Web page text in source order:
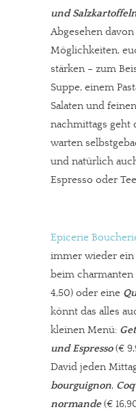
und
Abgesehen
Möglichkeiten,
stärken – zum
Suppe, einem
Salaten und
nachmittags geht
warten
und natürlich
Espresso oder
Epicerie
immer wieder ein
beim charmanten
4,50) oder eine
könnt das alles
kleinen Menü:
und Espresso(€
David jeden
bourguignon,
normande(€